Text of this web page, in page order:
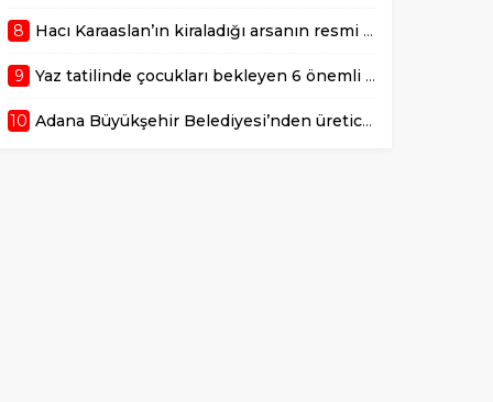
8 Hacı Karaaslan’ın kiraladığı arsanın resmi kiracısı bakın kim çıktı!
9 Yaz tatilinde çocukları bekleyen 6 önemli sağlık riski!
10 Adana Büyükşehir Belediyesi’nden üreticiye 168 adet süt sağım makinesi